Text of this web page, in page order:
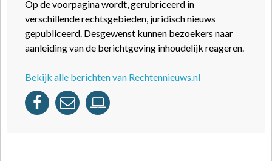
Op de voorpagina wordt, gerubriceerd in
verschillende rechtsgebieden, juridisch nieuws
gepubliceerd. Desgewenst kunnen bezoekers naar
aanleiding van de berichtgeving inhoudelijk reageren.
Bekijk alle berichten van Rechtennieuws.nl